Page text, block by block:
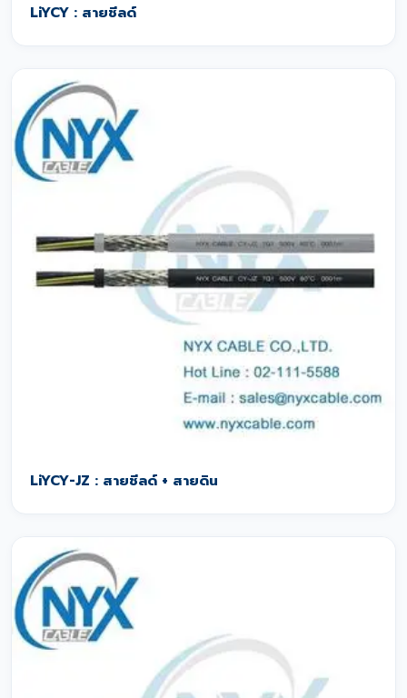
LiYCY : สายชีลด์
LiYCY-JZ : สายชีลด์ + สายดิน